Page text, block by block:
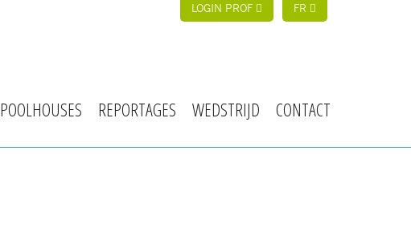
LOGIN PROF FR
POOLHOUSES REPORTAGES WEDSTRIJD CONTACT